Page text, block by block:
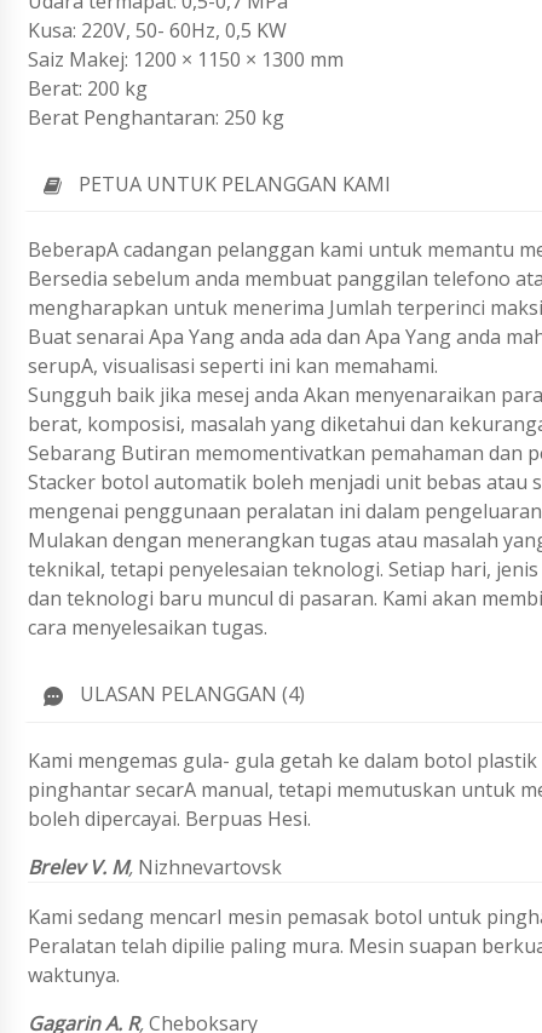
Kusa: 220V, 50- 60Hz, 0,5 KW
Saiz Makej: 1200 × 1150 × 1300 mm
Berat: 200 kg
Berat Penghantaran: 250 kg
PETUA UNTUK PELANGGAN KAMI
BeberapA cadangan pelanggan kami untuk memantu
Bersedia sebelum anda membuat panggilan telefono
mengharapkan untuk menerima Jumlah terperinci
Buat senarai Apa Yang anda ada dan Apa Yang anda
serupA, visualisasi seperti ini kan memahami.
Sungguh baik jika mesej anda Akan menyenaraikan
berat, komposisi, masalah yang diketahui dan
Sebarang Butiran memomentivatkan pemahaman dan
Stacker botol automatik boleh menjadi unit bebas atau
mengenai penggunaan peralatan ini dalam
Mulakan dengan menerangkan tugas atau masalah
teknikal, tetapi penyelesaian teknologi. Setiap hari,
dan teknologi baru muncul di pasaran. Kami akan
cara menyelesaikan tugas.
ULASAN PELANGGAN (4)
Kami mengemas gula- gula getah ke dalam botol
pinghantar secarA manual, tetapi memutuskan untuk
boleh dipercayai. Berpuas Hesi.
Brelev V. M, Nizhnevartovsk
Kami sedang mencarI mesin pemasak botol untuk
Peralatan telah dipilie paling mura. Mesin suapan
waktunya.
Gagarin A. R,Cheboksary